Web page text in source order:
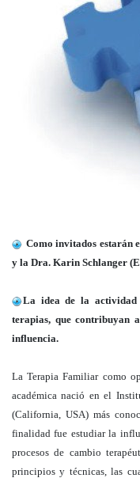
Como invitados estarán
y la Dra. Karin Schlanger
La idea de la
terapias, que contribuyan
influencia.
La Terapia Familiar como
académica nació en el
(California, USA) más
finalidad fue estudiar la
procesos de cambio
principios y técnicas, las